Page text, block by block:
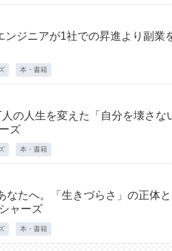
ンジニアが1社での昇進より副業
本・書籍
の人生を変えた「自分を壊さな
ズ
本・書籍
なたへ。「生きづらさ」の正体
ャーズ
本・書籍